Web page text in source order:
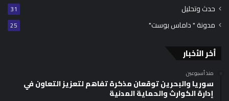
حدث وتحليل 31
مدونة " داماس بوست" 25
أخر الأخبار
منذ أسبوعين
سوريا والبحرين توقعان مذكرة تفاهم لتعزيز التعاون في
إدارة الكوارث والحماية المدنية